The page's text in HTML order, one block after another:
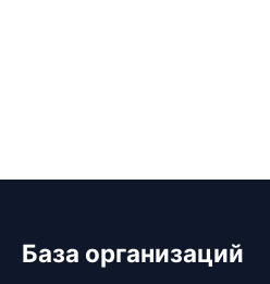
База организаций